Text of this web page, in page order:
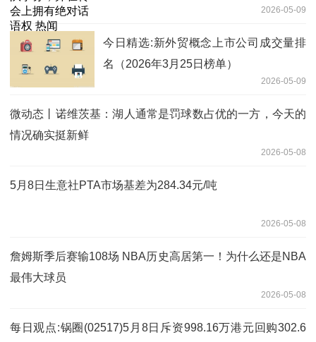
2026-05-09
今日精选:新外贸概念上市公司成交量排
名（2026年3月25日榜单）
2026-05-09
微动态丨诺维茨基：湖人通常是罚球数占优的一方，今天的
情况确实挺新鲜
2026-05-08
5月8日生意社PTA市场基差为284.34元/吨
2026-05-08
詹姆斯季后赛输108场 NBA历史高居第一！为什么还是NBA
最伟大球员
2026-05-08
每日观点:锅圈(02517)5月8日斥资998.16万港元回购302.6